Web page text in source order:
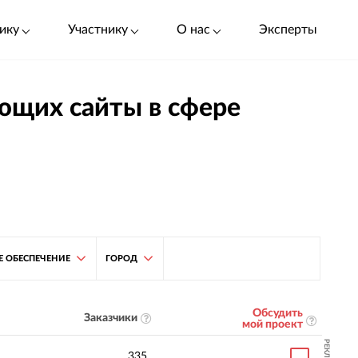
Участнику О нас Эксперты
сайты в сфере
ОБЕСПЕЧЕНИЕ ГОРОД
Заказчики
Обсудить
мой проект